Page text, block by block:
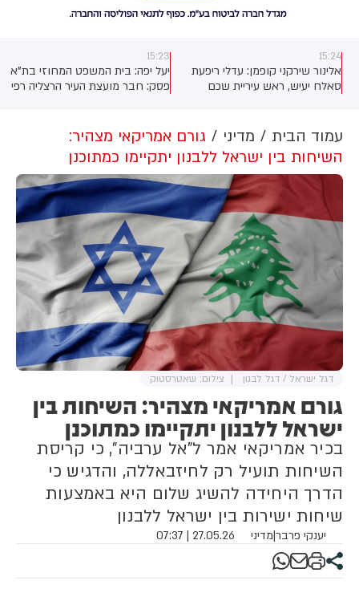
15:24
אלינור שירקני קופמן: עדלי ריפעת
סאלח יעיש, ראש עיריית שכם
בידי השב״כ בחשד לפעילות טרור.
בשלב זה, הוא עדיין נמצא תחת
חקירות שב״כ ומצוי במניעת מפגש
עורך-דין.
15:23
יעל יפה: בית המשפט המחוזי בת"א
פסק: חבר מועצת העיר הרצליה רפי
לחתום על טופס ניגוד עניינים. ראש
עיריית הרצליה יריב פישר ניהל את
המאבק נגדו
עמוד הבית מדיני
גורם אמריקאי מצהיר:
השיחות בין ישראל ללבנון יתקיימו כמתוכנן
גורם אמריקאי מצהיר: השיחות בין
ישראל ללבנון יתקיימו כמתוכנן
בכיר אמריקאי אמר ל"אל ערביה", כי קריסת
השיחות תועיל רק לחיזבאללה, והדגיש כי
הדרך היחידה להשיג שלום היא באמצעות
שיחות ישירות בין ישראל ללבנון
יענקי פרבר|מדיני 27.05.26 | 07:37
דגל ישראל / דגל לבנון צילום: שאטרסטוק